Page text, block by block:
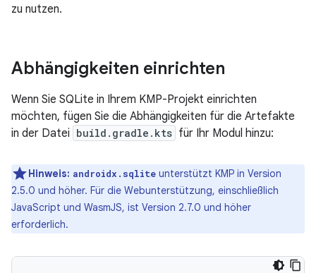
zu nutzen.
Abhängigkeiten einrichten
Wenn Sie SQLite in Ihrem KMP-Projekt einrichten
möchten, fügen Sie die Abhängigkeiten für die Artefakte
in der Datei build.gradle.kts für Ihr Modul hinzu:
Hinweis: androidx.sqlite unterstützt KMP in Version
2.5.0 und höher. Für die Webunterstützung, einschließlich
JavaScript und WasmJS, ist Version 2.7.0 und höher
erforderlich.